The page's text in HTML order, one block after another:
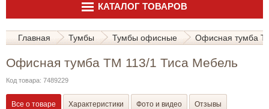
КАТАЛОГ ТОВАРОВ
Главная Тумбы Тумбы офисные Офисная тумба
Офисная тумба ТМ 113/1 Тиса Мебель
Код товара: 7489229
Все о товаре Характеристики Фото и видео Отзывы